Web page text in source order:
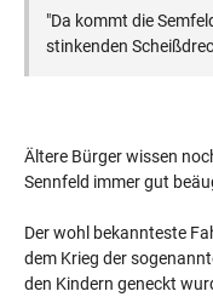
"Da kommt die
stinkenden
Ältere Bürger wissen
Sennfeld immer gut
Der wohl bekannteste
dem Krieg der
den Kindern geneckt